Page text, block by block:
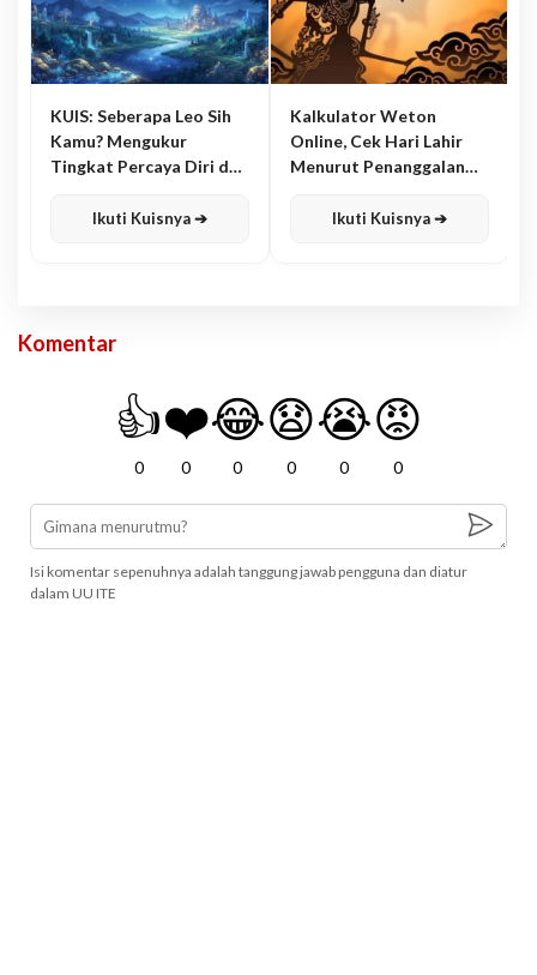
KUIS: Seberapa Leo Sih
Kamu? Mengukur
Tingkat Percaya Diri dan
Ikuti Kuisnya ➔
Kalkulator Weton
Online, Cek Hari Lahir
Menurut Penanggalan
Ikuti Kuisnya ➔
Komentar
👍
0
❤️
0
😂
0
😧
0
😭
0
😡
0
Isi komentar sepenuhnya adalah tanggung jawab pengguna dan diatur
dalam UU ITE